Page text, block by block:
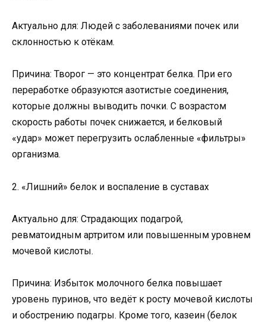
Актуально для: Людей с заболеваниями почек или
склонностью к отёкам.
Причина: Творог — это концентрат белка. При его
переработке образуются азотистые соединения,
которые должны выводить почки. С возрастом
скорость работы почек снижается, и белковый
«удар» может перегрузить ослабленные «фильтры»
организма.
2. «Лишний» белок и воспаление в суставах
Актуально для: Страдающих подагрой,
ревматоидным артритом или повышенным уровнем
мочевой кислоты.
Причина: Избыток молочного белка повышает
уровень пуринов, что ведёт к росту мочевой кислоты
и обострению подагры. Кроме того, казеин (белок